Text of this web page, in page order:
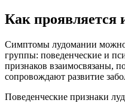
Как проявляется
Симптомы лудомании можно
группы: поведенческие и
признаков взаимосвязаны,
сопровождают развитие
Поведенческие признаки